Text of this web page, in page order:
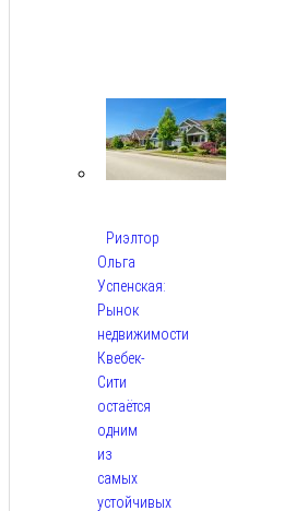
Риэлтор
Ольга
Успенская:
Рынок
недвижимости
Квебек-
Сити
остаётся
одним
из
самых
устойчивых